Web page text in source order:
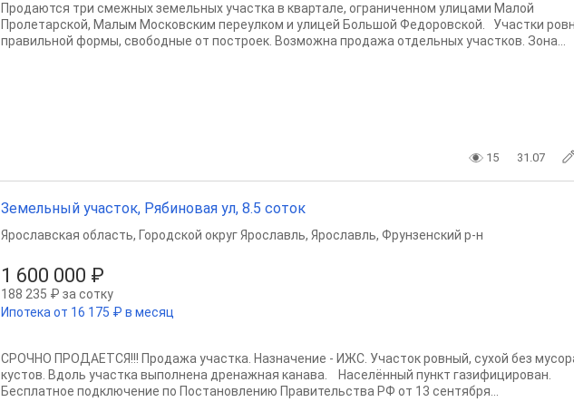
Продаются три смежных земельных участка в квартале, ограниченном улицами Малой
Пролетарской, Малым Московским переулком и улицей Большой Федоровской. Участки
правильной формы, свободные от построек. Возможна продажа отдельных участков. Зона...
15 31.07
Земельный участок, Рябиновая ул, 8.5 соток
1 600 000 ₽
188 235 ₽ за сотку
Ипотека от 16 175 ₽ в месяц
Ярославская область, Городской округ Ярославль, Ярославль, Фрунзенский р-н
СРОЧНО ПРОДАЕТСЯ!!! Продажа участка. Назначение - ИЖС. Участок ровный, сухой без
кустов. Вдоль участка выполнена дренажная канава. Населённый пункт газифицирован.
Бесплатное подключение по Постановлению Правительства РФ от 13 сентября...